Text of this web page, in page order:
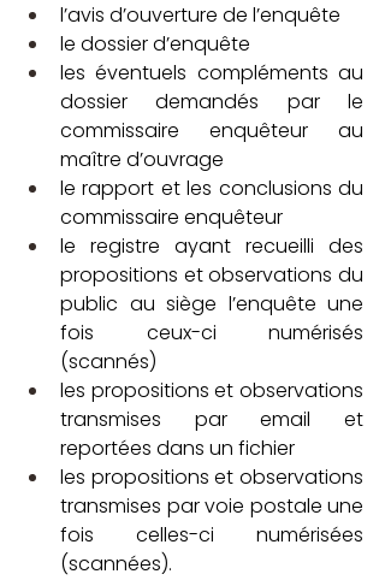
l’avis d’ouverture de l’enquête
le dossier d’enquête
les éventuels compléments au
dossier demandés par le
commissaire enquêteur au
maître d’ouvrage
le rapport et les conclusions du
commissaire enquêteur
le registre ayant recueilli des
propositions et observations du
public au siège l’enquête une
fois ceux-ci numérisés
(scannés)
les propositions et observations
transmises par email et
reportées dans un fichier
les propositions et observations
transmises par voie postale une
fois celles-ci numérisées
(scannées).